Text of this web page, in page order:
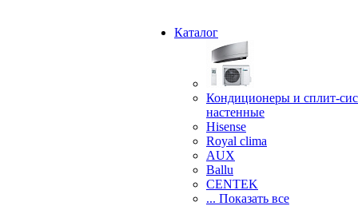
Каталог
Кондиционеры и сплит-
настенные
Hisense
Royal clima
AUX
Ballu
CENTEK
... Показать все